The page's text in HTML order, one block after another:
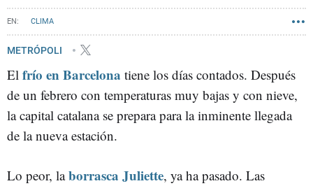
CLIMA
METRÓPOLI
El frío en Barcelona tiene los días contados. Después
de un febrero con temperaturas muy bajas y con nieve,
la capital catalana se prepara para la inminente llegada
de la nueva estación.
Lo peor, laborrasca Juliette, ya ha pasado. Las